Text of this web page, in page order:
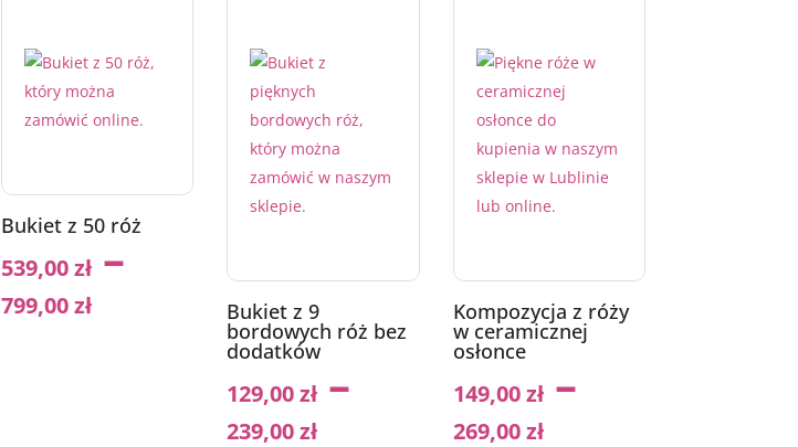
Bukiet z 50 róż
539,00zł–
799,00zł Bukiet z 9
bordowych róż bez
dodatków
129,00zł–
239,00zł
Kompozycja z róży
w ceramicznej
osłonce
149,00zł–
269,00zł